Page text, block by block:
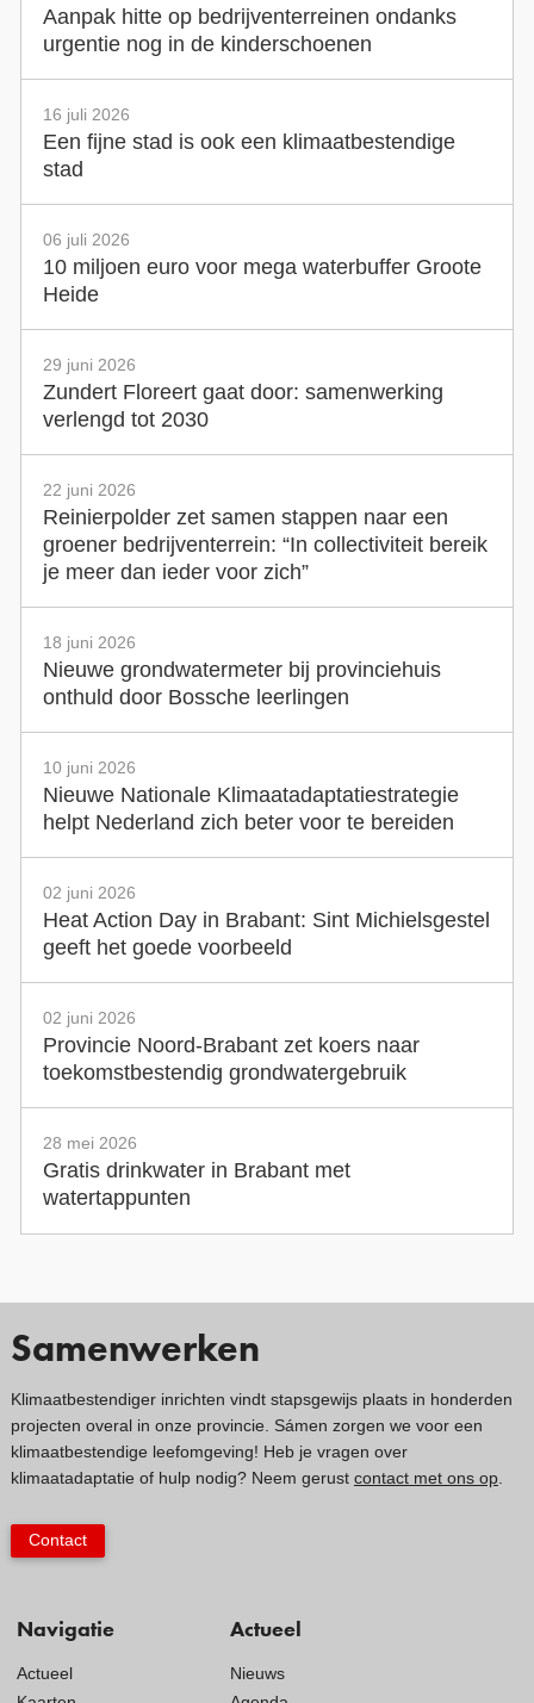
Aanpak hitte op bedrijventerreinen ondanks
urgentie nog in de kinderschoenen
16 juli 2026
Een fijne stad is ook een klimaatbestendige
stad
06 juli 2026
10 miljoen euro voor mega waterbuffer Groote
Heide
29 juni 2026
Zundert Floreert gaat door: samenwerking
verlengd tot 2030
22 juni 2026
Reinierpolder zet samen stappen naar een
groener bedrijventerrein: “In collectiviteit bereik
je meer dan ieder voor zich”
18 juni 2026
Nieuwe grondwatermeter bij provinciehuis
onthuld door Bossche leerlingen
10 juni 2026
Nieuwe Nationale Klimaatadaptatiestrategie
helpt Nederland zich beter voor te bereiden
02 juni 2026
Heat Action Day in Brabant: Sint Michielsgestel
geeft het goede voorbeeld
02 juni 2026
Provincie Noord-Brabant zet koers naar
toekomstbestendig grondwatergebruik
28 mei 2026
Gratis drinkwater in Brabant met
watertappunten
Navigatie
Actueel
Actueel
Nieuws
Samenwerken
Klimaatbestendiger inrichten vindt stapsgewijs plaats in honderden
projecten overal in onze provincie. Sámen zorgen we voor een
klimaatbestendige leefomgeving! Heb je vragen over
klimaatadaptatie of hulp nodig? Neem gerust contact met ons op.
Contact